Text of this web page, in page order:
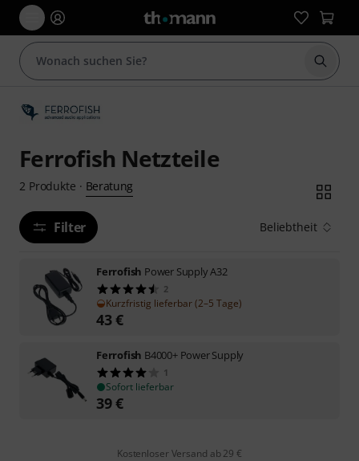
Suche
Ferrofish Netzteile
2 Produkte · Beratung
Filter Beliebtheit
Ferrofish Power Supply A32
2
Kurzfristig lieferbar (2–5 Tage)
43€
Ferrofish B4000+ Power Supply
1
Sofort lieferbar
39€
Kostenloser Versand ab 29 €